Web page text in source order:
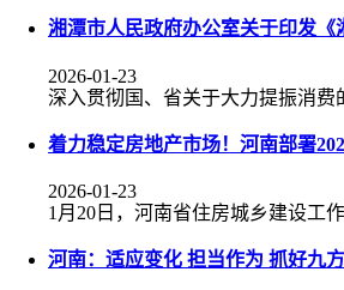
湘潭市人民政府办公室关于印发
2026-01-23
深入贯彻国、省关于大力提振消费
着力稳定房地产市场！河南部署
2026-01-23
1月20日，河南省住房城乡建设工
河南：适应变化 担当作为 抓好九